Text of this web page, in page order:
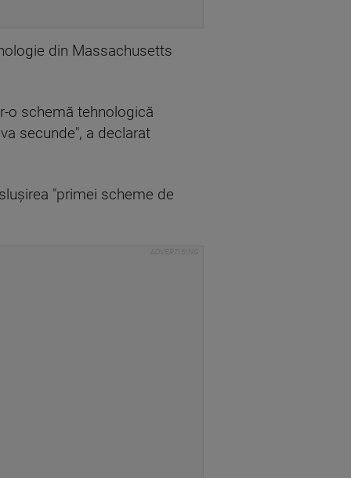
din Massachusetts
o schemă tehnologică
secunde", a declarat
"primei scheme de